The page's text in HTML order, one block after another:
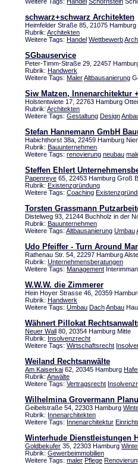
schwarz+schwarz Architekten
Heimfelder Straße 85, 21075 Hamburg
Rubrik: Architekten
Weitere Tags: Handel Wettbewerb
SGbauservice
Peter-Timm-Straße 29, 22457
Rubrik: Handwerk
Weitere Tags: MalerAltbausanierung
Siw Matzen, Innenarchitektur
Holstentwiete 17, 22763 Hamburg
Rubrik: Architekten
Weitere Tags: Gestaltung Design
Stefan Hannemann GmbH
Habichthorst 38a, 22459 Hamburg
Rubrik: Bauunternehmen
Weitere Tags: renovierung neubau
Steffen Ehlert
Papenreye 65, 22453 Hamburg Groß
Rubrik: Existenzgründung
Weitere Tags: Coaching
Torsten Grassmann
Distelweg 93, 21244 Buchholz in der
Rubrik: Bauunternehmen
Weitere Tags: Altbausanierung Umbau
Udo Pfeiffer - Turn Around
Rathenau Str. 54, 22297 Hamburg
Rubrik: Unternehmensberatungen
Weitere Tags: Management
W.W.W. die Zimmerer
Hein Hoyer Strasse 46, 20359
Rubrik: Handwerk
Weitere Tags: Umbau DachAnbau
Wähnert Pillokat
Neuer Wall 80, 20354 Hamburg Mitte
Rubrik: Insolvenzrecht
Weitere Tags: Wirtschaftsrecht
Weiland Rechtsanwälte
Am Kaiserkai 62, 20345 Hamburg
Rubrik: Anwälte
Weitere Tags: Vertragsrecht
Wilhelmina Grovermann
Geibelstraße 54, 22303 Hamburg
Rubrik: Innenarchitekten
Weitere Tags: Innenarchitektur
Winterhude Dienstleistungen
Goldbekufer 35, 22303 Hamburg
Rubrik: Gewerbeimmobilien
Weitere Tags: maler Pflege